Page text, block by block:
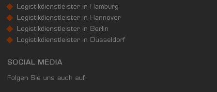
Logistikdienstleister in Hamburg
Logistikdienstleister in Hannover
Logistikdienstleister in Berlin
Logistikdienstleister in Düsseldorf
SOCIAL MEDIA
Folgen Sie uns auch auf: